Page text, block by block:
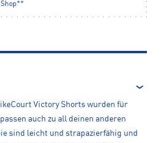
Victory Shorts wurden für
auch zu all deinen anderen
sind leicht und strapazierfähig und